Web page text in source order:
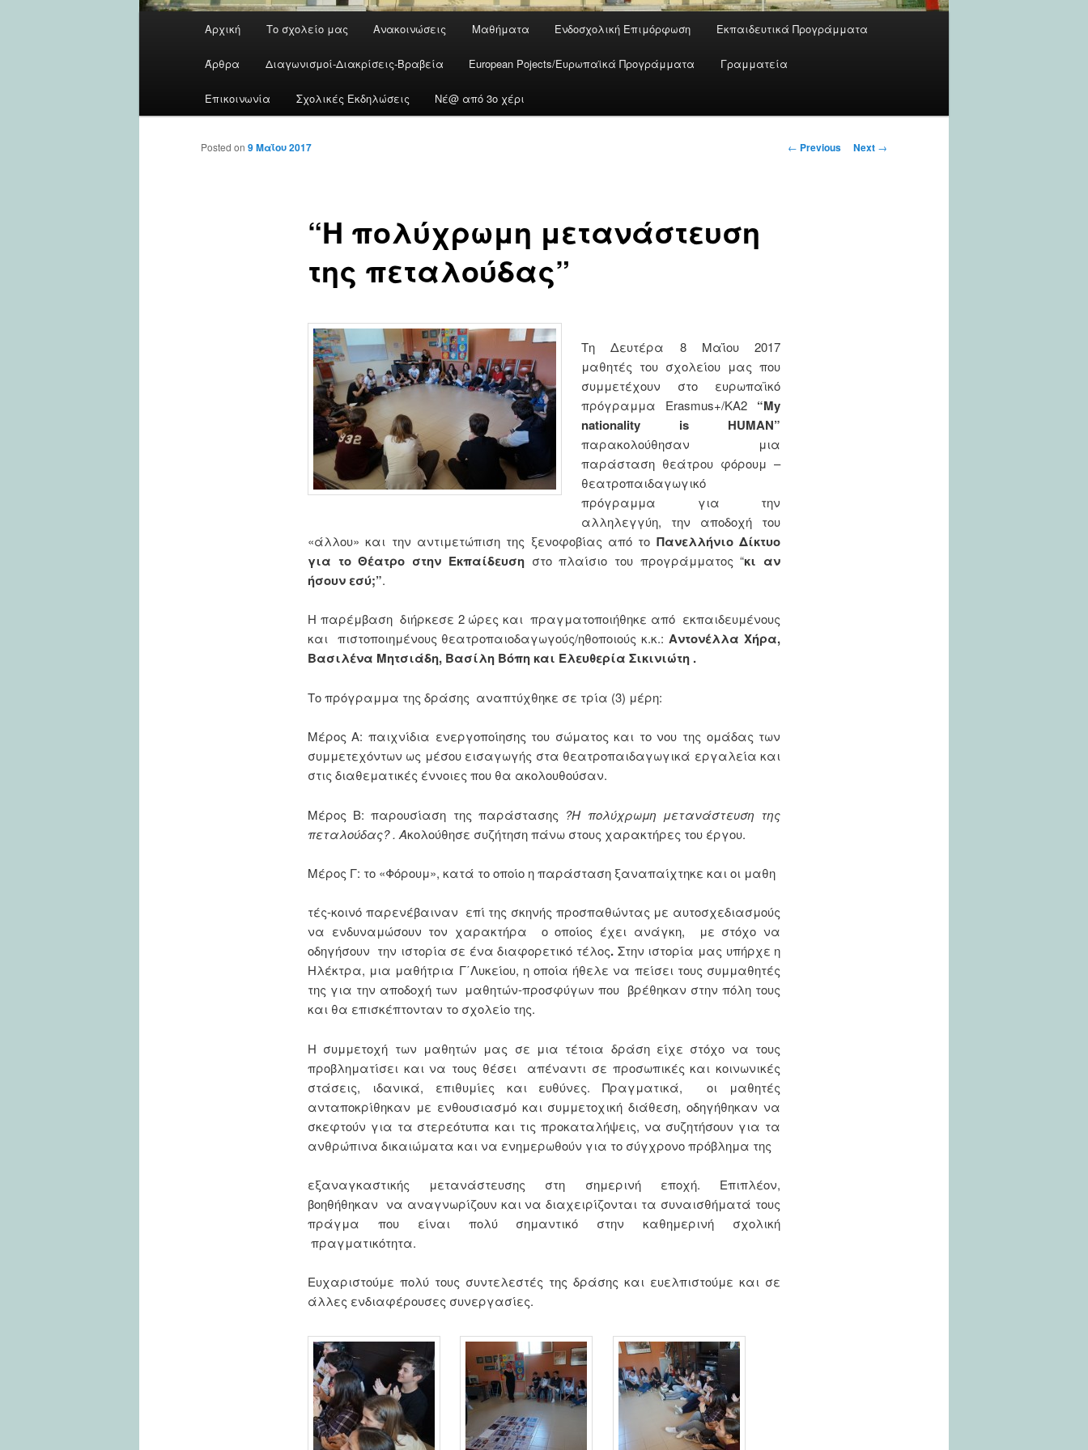
Αρχική Το σχολείο μας Ανακοινώσεις Μαθήματα Ενδοσχολική Επιμόρφωση Εκπαιδευτικά Προγράμματα
Άρθρα Διαγωνισμοί-Διακρίσεις-Βραβεία European Pojects/Ευρωπαϊκά Προγράμματα Γραμματεία
Επικοινωνία Σχολικές Εκδηλώσεις Νέ@ από 3ο χέρι
Post
← Previous Next →
“Η πολύχρωμη μετανάστευση
της πεταλούδας”
Posted on 9 Μαΐου 2017
Τη Δευτέρα 8 Μαΐου 2017
μαθητές του σχολείου μας που
συμμετέχουν στο ευρωπαϊκό
πρόγραμμα Εrasmus+/KA2 “My
nationality is HUMAN”
παρακολούθησαν μια
παράσταση θεάτρου φόρουμ –
θεατροπαιδαγωγικό
πρόγραμμα για την
αλληλεγγύη, την αποδοχή του
«άλλου» και την αντιμετώπιση της ξενοφοβίας από το Πανελλήνιο Δίκτυο
για το Θέατρο στην Εκπαίδευση στο πλαίσιο του προγράμματος “κι αν
ήσουν εσύ;”.
Η παρέμβαση διήρκεσε 2 ώρες και πραγματοποιήθηκε από εκπαιδευμένους
και πιστοποιημένους θεατροπαιοδαγωγούς/ηθοποιούς κ.κ.:Αντονέλλα Χήρα,
Βασιλένα Μητσιάδη, Βασίλη Βόπη και Ελευθερία Σικινιώτη .
Το πρόγραμμα της δράσης αναπτύχθηκε σε τρία (3) μέρη:
Μέρος Α: παιχνίδια ενεργοποίησης του σώματος και το νου της ομάδας των
συμμετεχόντων ως μέσου εισαγωγής στα θεατροπαιδαγωγικά εργαλεία και
στις διαθεματικές έννοιες που θα ακολουθούσαν.
Μέρος Β: παρουσίαση της παράστασης ?Η πολύχρωμη μετανάστευση της
πεταλούδας? . Ακολούθησε συζήτηση πάνω στους χαρακτήρες του έργου.
Μέρος Γ: το «Φόρουμ», κατά το οποίο η παράσταση ξαναπαίχτηκε και οι μαθη
τές-κοινό παρενέβαιναν επί της σκηνής προσπαθώντας με αυτοσχεδιασμούς
να ενδυναμώσουν τον χαρακτήρα ο οποίος έχει ανάγκη, με στόχο να
οδηγήσουν την ιστορία σε ένα διαφορετικό τέλος. Στην ιστορία μας υπήρχε η
Ηλέκτρα, μια μαθήτρια Γ΄Λυκείου, η οποία ήθελε να πείσει τους συμμαθητές
της για την αποδοχή των μαθητών-προσφύγων που βρέθηκαν στην πόλη τους
και θα επισκέπτονταν το σχολείο της.
Η συμμετοχή των μαθητών μας σε μια τέτοια δράση είχε στόχο να τους
προβληματίσει και να τους θέσει απέναντι σε προσωπικές και κοινωνικές
στάσεις, ιδανικά, επιθυμίες και ευθύνες. Πραγματικά, οι μαθητές
ανταποκρίθηκαν με ενθουσιασμό και συμμετοχική διάθεση, οδηγήθηκαν να
σκεφτούν για τα στερεότυπα και τις προκαταλήψεις, να συζητήσουν για τα
ανθρώπινα δικαιώματα και να ενημερωθούν για το σύγχρονο πρόβλημα της
εξαναγκαστικής μετανάστευσης στη σημερινή εποχή. Επιπλέον,
βοηθήθηκαν να αναγνωρίζουν και να διαχειρίζονται τα συναισθήματά τους
πράγμα που είναι πολύ σημαντικό στην καθημερινή σχολική
πραγματικότητα.
Ευχαριστούμε πολύ τους συντελεστές της δράσης και ευελπιστούμε και σε
άλλες ενδιαφέρουσες συνεργασίες.